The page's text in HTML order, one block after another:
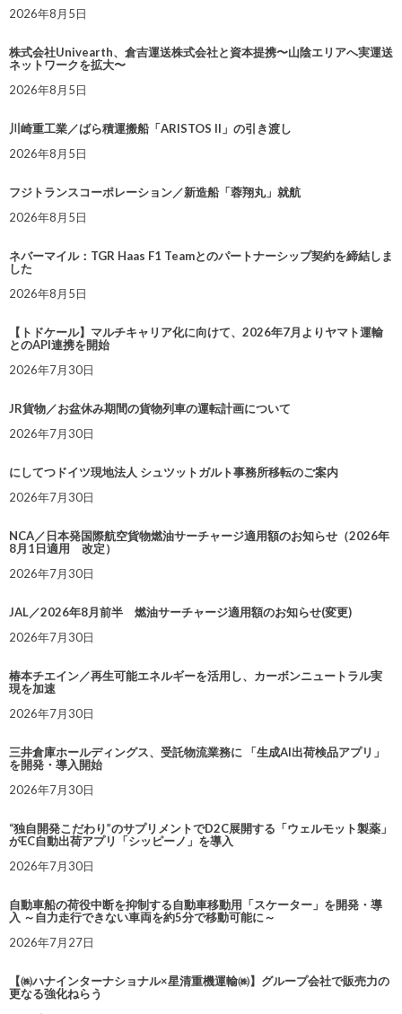
2026年8月5日
株式会社Univearth、倉吉運送株式会社と資本提携〜山陰エリアへ実運送
ネットワークを拡大〜
2026年8月5日
川崎重工業／ばら積運搬船「ARISTOS II」の引き渡し
2026年8月5日
フジトランスコーポレーション／新造船「蓉翔丸」就航
2026年8月5日
ネバーマイル：TGR Haas F1 Teamとのパートナーシップ契約を締結しま
した
2026年8月5日
【トドケール】マルチキャリア化に向けて、2026年7月よりヤマト運輸
とのAPI連携を開始
2026年7月30日
JR貨物／お盆休み期間の貨物列車の運転計画について
2026年7月30日
にしてつドイツ現地法人 シュツットガルト事務所移転のご案内
2026年7月30日
NCA／日本発国際航空貨物燃油サーチャージ適用額のお知らせ（2026年
8月1日適用 改定）
2026年7月30日
JAL／2026年8月前半 燃油サーチャージ適用額のお知らせ(変更)
2026年7月30日
椿本チエイン／再生可能エネルギーを活用し、カーボンニュートラル実
現を加速
2026年7月30日
三井倉庫ホールディングス、受託物流業務に 「生成AI出荷検品アプリ」
を開発・導入開始
2026年7月30日
“独自開発こだわり”のサプリメントでD2C展開する「ウェルモット製薬」
がEC自動出荷アプリ「シッピーノ」を導入
2026年7月30日
自動車船の荷役中断を抑制する自動車移動用「スケーター」を開発・導
入 ～自力走行できない車両を約5分で移動可能に～
2026年7月27日
【㈱ハナインターナショナル×星清重機運輸㈱】グループ会社で販売力の
更なる強化ねらう